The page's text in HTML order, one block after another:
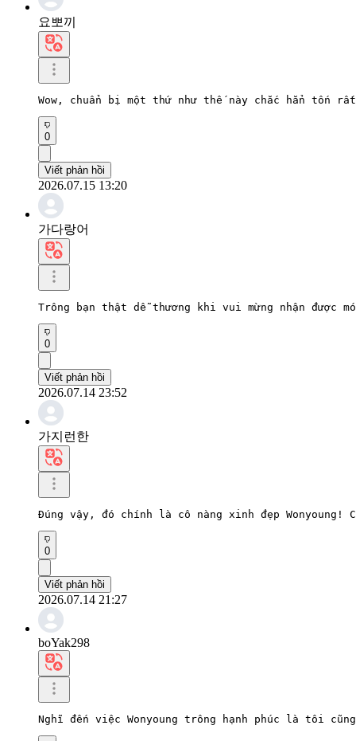
요뽀끼
Wow, chuẩn bị một thứ như thế này chắc hẳn tốn
0
Viết phản hồi
2026.07.15 13:20
가다랑어
Trông bạn thật dễ thương khi vui mừng nhận được
0
Viết phản hồi
2026.07.14 23:52
가지런한
Đúng vậy, đó chính là cô nàng xinh đẹp
0
Viết phản hồi
2026.07.14 21:27
boYak298
Nghĩ đến việc Wonyoung trông hạnh phúc là tôi